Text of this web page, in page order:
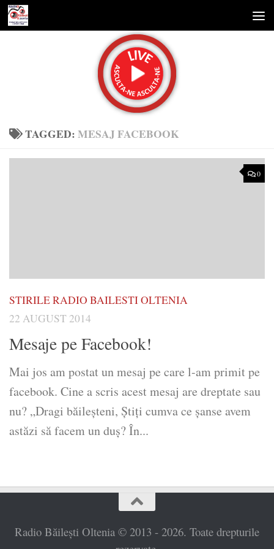
Skip to content
TAGGED:MESAJ FACEBOOK
0
STIRILE RADIO BAILESTI OLTENIA
22 AUGUST 2014
Mesaje pe Facebook!
Mai jos am postat un mesaj pe care l-am primit pe
facebook. Cine a scris acest mesaj are dreptate sau
nu? „Dragi băileșteni, Știți cumva ce șanse avem
astăzi să facem un duș? În...
Radio Băilești Oltenia © 2013 - 2026. Toate drepturile